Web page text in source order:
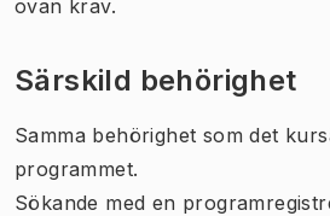
ovan krav.
Särskild behörighet
Samma behörighet som det
programmet.
Sökande med en